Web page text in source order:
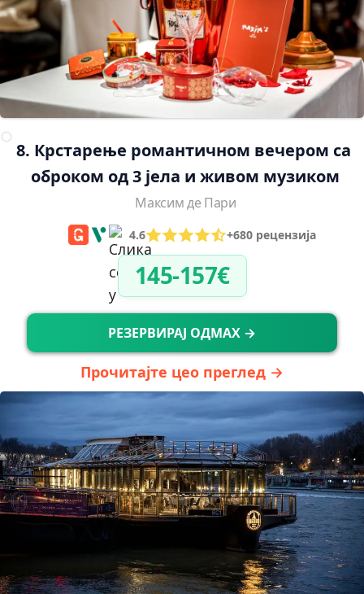
8. Крстарење романтичном вечером са
оброком од 3 јела и живом музиком
Максим де Пари
4.6 +680 рецензија
145-157€
РЕЗЕРВИРАЈ ОДМАХ →
Прочитајте цео преглед →